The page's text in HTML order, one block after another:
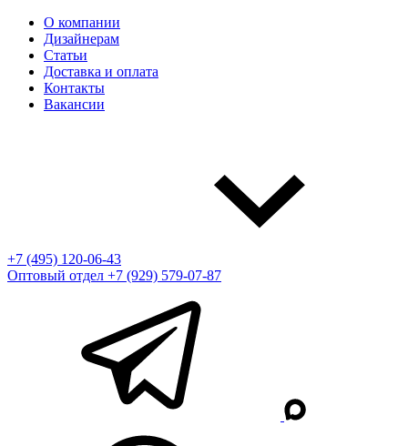
О компании
Дизайнерам
Статьи
Доставка и оплата
Контакты
Вакансии
+7 (495) 120-06-43
Оптовый отдел +7 (929) 579-07-87